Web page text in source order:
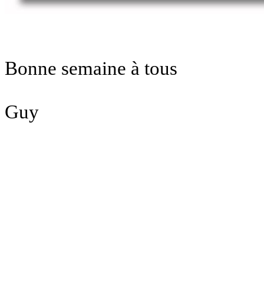
Bonne semaine à tous
Guy